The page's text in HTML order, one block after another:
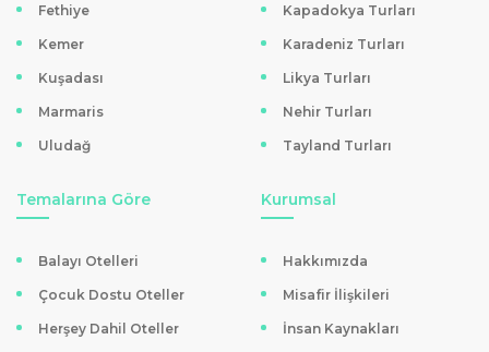
turlar, uzman ekipler tarafından titizlikle hazırlanıyor ve
maksimum memnuniyet hedefleniyor. Rezervasyonlar
son derece kolay bir şekilde gerçekleştiriliyor; hem
kartına taksit imkanı
hem de havale/EFTile ödeme
seçeneği sunuluyor.
Yoğun iş temposuna sahip olanlar, hafta sonunu
değerlendirmek isteyenler, yeni yerler keşfetmeyi
Fethiye
Kemer
Kuşadası
Marmaris
Uludağ
Kapadokya Turları
Karadeniz Turları
Likya Turları
Nehir Turları
Tayland Turları
Temalarına Göre
Balayı Otelleri
Çocuk Dostu Oteller
Herşey Dahil Oteller
Kurumsal
Hakkımızda
Misafir İlişkileri
İnsan Kaynakları